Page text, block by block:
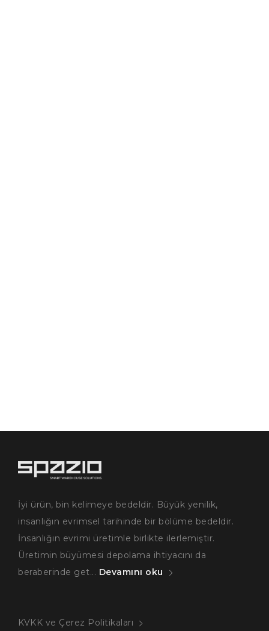
İyi ürün, bin kelimeye bedeldir. Büyük yenilik,
insanlığın evrimsel tarihinde bir bölüme bedeldir.
İnsanlığın evrimi üretimle birlikte ilerlemiştir.
Üretimin büyümesi depolama ihtiyacını da
beraberinde get... Devamını oku
KVKK ve Çerez Politikaları